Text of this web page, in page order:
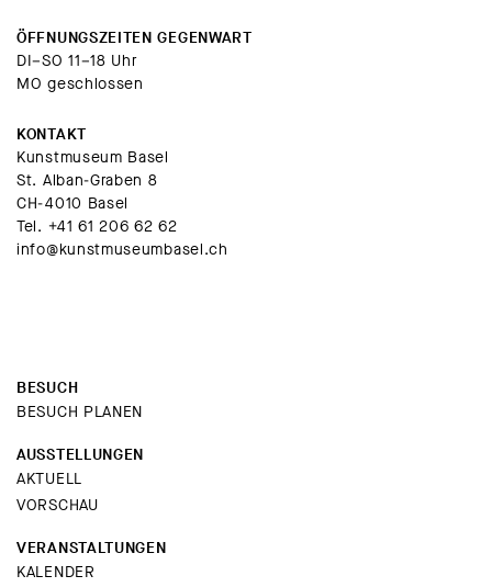
ÖFFNUNGSZEITEN GEGENWART
DI–SO 11–18 Uhr
MO geschlossen
KONTAKT
Kunstmuseum Basel
St. Alban-Graben 8
CH-4010 Basel
Tel. +41 61 206 62 62
info@kunstmuseumbasel.ch
BESUCH
BESUCH PLANEN
AUSSTELLUNGEN
AKTUELL
VORSCHAU
VERANSTALTUNGEN
KALENDER